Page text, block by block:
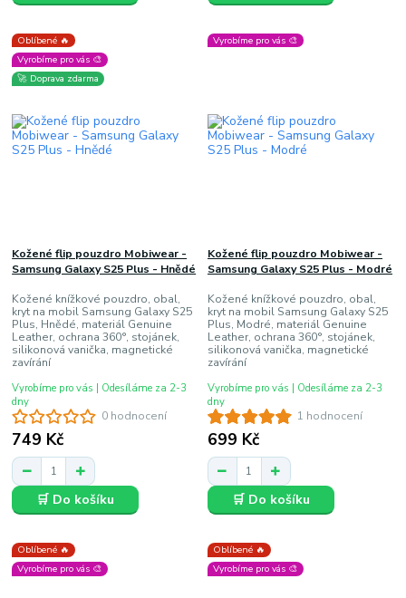
Oblíbené 🔥
Vyrobíme pro vás 🎨
🚀 Doprava zdarma
0 hodnocení
Kožené flip pouzdro Mobiwear -
Samsung Galaxy S25 Plus - Hnědé
Kožené knížkové pouzdro, obal,
kryt na mobil Samsung Galaxy S25
Plus, Hnědé, materiál Genuine
Leather, ochrana 360°, stojánek,
silikonová vanička, magnetické
zavírání
749 Kč
Vyrobíme pro vás | Odesíláme za 2-3
dny
🛒 Do košíku
Vyrobíme pro vás 🎨
1 hodnocení
Kožené flip pouzdro Mobiwear -
Samsung Galaxy S25 Plus - Modré
Kožené knížkové pouzdro, obal,
kryt na mobil Samsung Galaxy S25
Plus, Modré, materiál Genuine
Leather, ochrana 360°, stojánek,
silikonová vanička, magnetické
zavírání
699 Kč
Vyrobíme pro vás | Odesíláme za 2-3
dny
🛒 Do košíku
Oblíbené 🔥
Vyrobíme pro vás 🎨
Oblíbené 🔥
Vyrobíme pro vás 🎨